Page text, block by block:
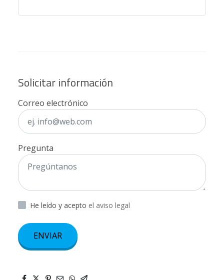
Solicitar información
Correo electrónico
Pregunta
He leído y acepto el aviso legal
ENVIAR